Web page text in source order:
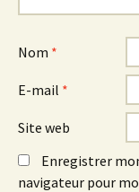
Nom *
E-mail *
Site web
Enregistrer
navigateur pour